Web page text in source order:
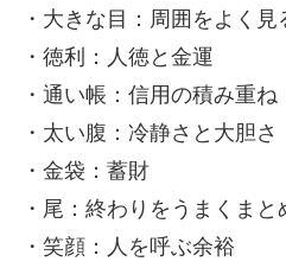
・大きな目：周囲をよく見
・徳利：人徳と金運
・通い帳：信用の積み重ね
・太い腹：冷静さと大胆さ
・金袋：蓄財
・尾：終わりをうまくまと
・笑顔：人を呼ぶ余裕